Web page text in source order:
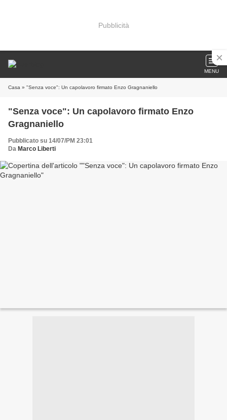
Pubblicità
MENU
Casa » "Senza voce": Un capolavoro firmato Enzo Gragnaniello
"Senza voce": Un capolavoro firmato Enzo
Gragnaniello
Pubblicato su 14/07/PM 23:01
Da Marco Liberti